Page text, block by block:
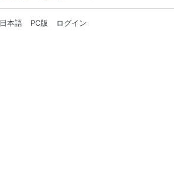
日本語 PC版 ログイン